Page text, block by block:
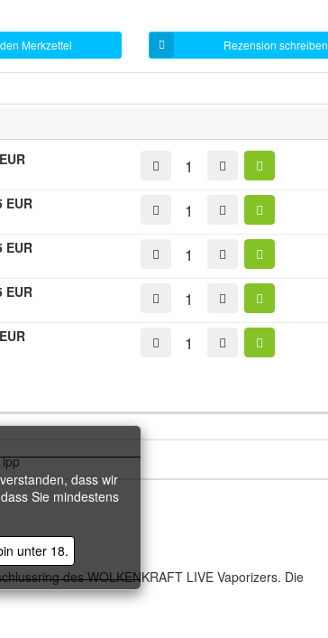
dass wir
Sie mindestens
unter 18.
Merkzettel Rezension schreiben
EUR
EUR
EUR
des WOLKENKRAFT LIVE Vaporizers. Die